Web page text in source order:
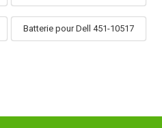
Batterie pour Dell 451-10517